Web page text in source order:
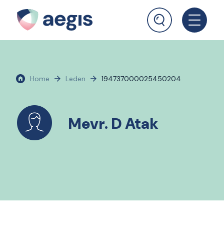
Home Leden 194737000025450204
Mevr. D Atak